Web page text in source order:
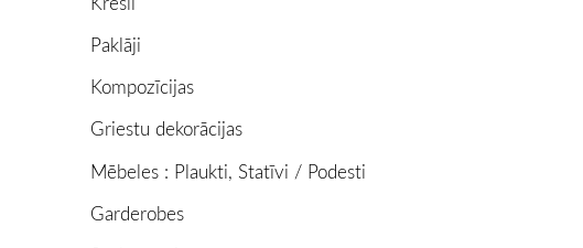
Paklāji
Kompozīcijas
Griestu dekorācijas
Mēbeles : Plaukti, Statīvi / Podesti
Garderobes